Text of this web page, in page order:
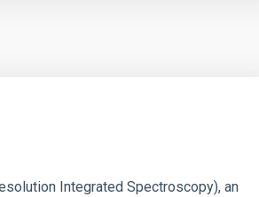
Integrated Spectroscopy), an